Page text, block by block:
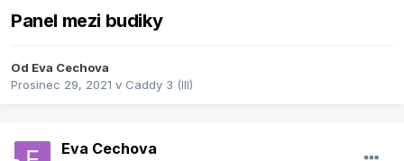
Panel mezi budiky
Od Eva Cechova
Prosinec 29, 2021 v Caddy 3 (III)
Eva Cechova